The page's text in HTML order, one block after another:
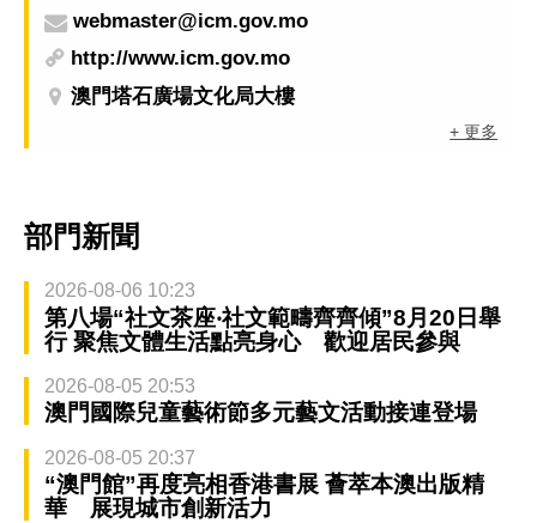
webmaster@icm.gov.mo
http://www.icm.gov.mo
澳門塔石廣場文化局大樓
+ 更多
部門新聞
2026-08-06 10:23
第八場“社文茶座‧社文範疇齊齊傾”8月20日舉
行 聚焦文體生活點亮身心 歡迎居民參與
2026-08-05 20:53
澳門國際兒童藝術節多元藝文活動接連登場
2026-08-05 20:37
“澳門館”再度亮相香港書展 薈萃本澳出版精
華 展現城市創新活力